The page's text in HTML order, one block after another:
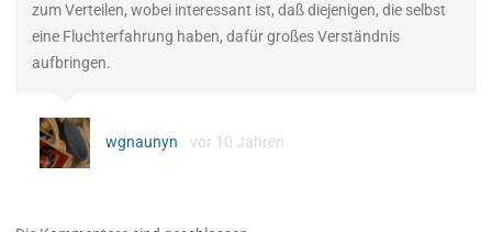
zum Verteilen, wobei interessant ist, daß diejenigen, die selbst
eine Fluchterfahrung haben, dafür großes Verständnis
aufbringen.
wgnaunyn vor 10 Jahren